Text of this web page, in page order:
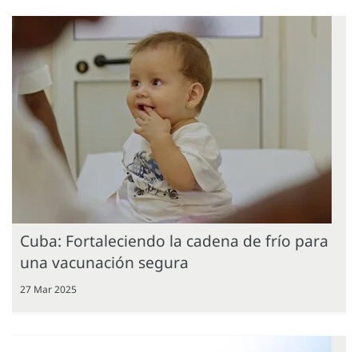
Cuba: Fortaleciendo la cadena de frío para
una vacunación segura
27 Mar 2025